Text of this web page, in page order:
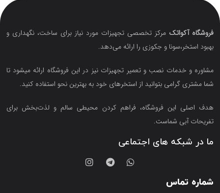
فروشگاه آکواتک مرکز تخصصی تجهیزات مورد نیاز برای ساخت، نگهداری و
بهبود استخر،سونا و جکوزی را ارائه می‌دهد.
مشاوره و خدمات نصب و تعمیر تجهیزات نیز در این فروشگاه ارائه میشود تا
شما مشتری گرامی بتوانید از استخرهای خود به بهترین نحو استفاده کنید.
هدف اصلی این فروشگاه‌، فراهم کردن محیطی سالم و لذت‌بخش برای
تفریحات آبی شماست.
ما در شبکه های اجتماعی
شماره تماس